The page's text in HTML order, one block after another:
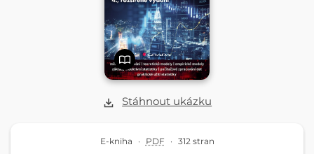
Stáhnout ukázku
E-kniha · PDF · 312 stran